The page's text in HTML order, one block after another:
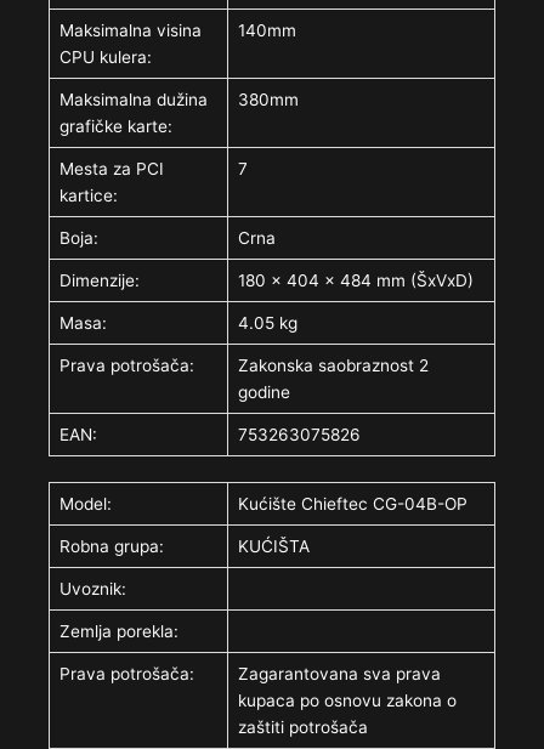
Maksimalna visina
CPU kulera:
140mm
Maksimalna dužina
grafičke karte:
380mm
Mesta za PCI
kartice:
7
Boja: Crna
Dimenzije: 180 x 404 x 484 mm (ŠxVxD)
Masa: 4.05 kg
Prava potrošača:
Zakonska saobraznost 2
godine
EAN: 753263075826
Model: Kućište Chieftec CG-04B-OP
Robna grupa: KUĆIŠTA
Uvoznik:
Zemlja porekla:
Prava potrošača:
Zagarantovana sva prava
kupaca po osnovu zakona o
zaštiti potrošača